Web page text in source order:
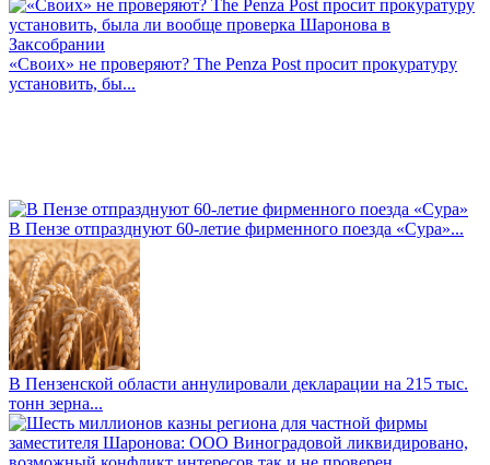
«Своих» не проверяют? The Penza Post просит прокуратуру
установить, бы...
В Пензе отпразднуют 60-летие фирменного поезда «Сура»...
В Пензенской области аннулировали декларации на 215 тыс.
тонн зерна...